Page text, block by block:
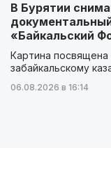
В Бурятии
«Байкальский
Картина посвящена
забайкальскому
06.08.2026 в 16:14